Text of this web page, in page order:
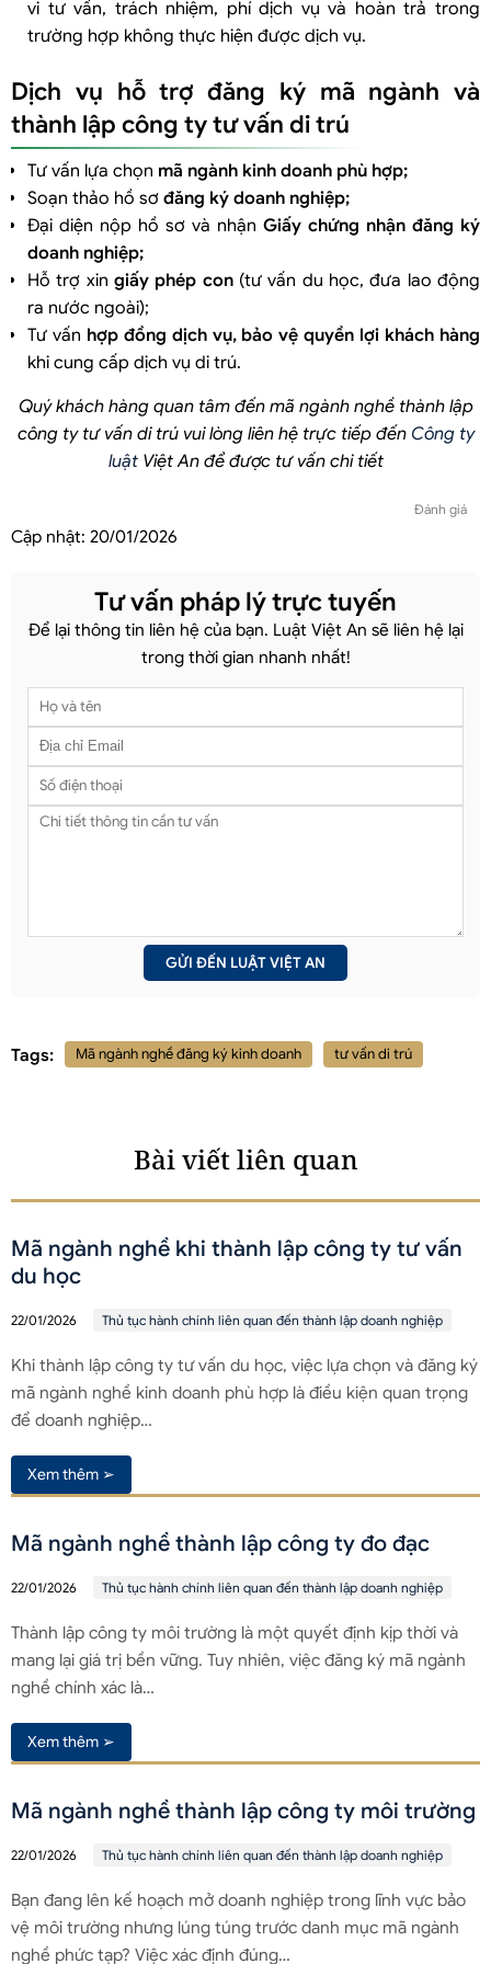
vi tư vấn, trách nhiệm, phí dịch vụ và hoàn trả trong
trường hợp không thực hiện được dịch vụ.
Dịch vụ hỗ trợ đăng ký mã ngành và
thành lập công ty tư vấn di trú
Tư vấn lựa chọn mã ngành kinh doanh phù hợp;
Soạn thảo hồ sơ đăng ký doanh nghiệp;
Đại diện nộp hồ sơ và nhận Giấy chứng nhận đăng ký
doanh nghiệp;
Hỗ trợ xin giấy phép con(tư vấn du học, đưa lao động
ra nước ngoài);
Tư vấn hợp đồng dịch vụ, bảo vệ quyền lợi khách hàng
khi cung cấp dịch vụ di trú.
Quý khách hàng quan tâm đến mã ngành nghề thành lập
công ty tư vấn di trú vui lòng liên hệ trực tiếp đến Công ty
luậtViệt An để được tư vấn chi tiết
Đánh giá
Cập nhật: 20/01/2026
Tư vấn pháp lý trực tuyến
Để lại thông tin liên hệ của bạn. Luật Việt An sẽ liên hệ lại
trong thời gian nhanh nhất!
Tags: Mã ngành nghề đăng ký kinh doanh tư vấn di trú
Bài viết liên quan
Mã ngành nghề khi thành lập công ty tư vấn
du học
22/01/2026 Thủ tục hành chính liên quan đến thành lập doanh nghiệp
Khi thành lập công ty tư vấn du học, việc lựa chọn và đăng ký
mã ngành nghề kinh doanh phù hợp là điều kiện quan trọng
để doanh nghiệp…
Xem thêm ➢
Mã ngành nghề thành lập công ty đo đạc
22/01/2026 Thủ tục hành chính liên quan đến thành lập doanh nghiệp
Thành lập công ty môi trường là một quyết định kịp thời và
mang lại giá trị bền vững. Tuy nhiên, việc đăng ký mã ngành
nghề chính xác là…
Xem thêm ➢
Mã ngành nghề thành lập công ty môi trường
22/01/2026 Thủ tục hành chính liên quan đến thành lập doanh nghiệp
Bạn đang lên kế hoạch mở doanh nghiệp trong lĩnh vực bảo
vệ môi trường nhưng lúng túng trước danh mục mã ngành
nghề phức tạp? Việc xác định đúng…